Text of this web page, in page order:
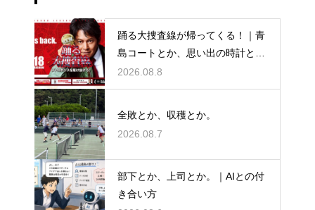
踊る大捜査線が帰ってくる！｜青
島コートとか、思い出の時計と
か。
2026.08.8
全敗とか、収穫とか。
2026.08.7
部下とか、上司とか。｜AIとの付
き合い方